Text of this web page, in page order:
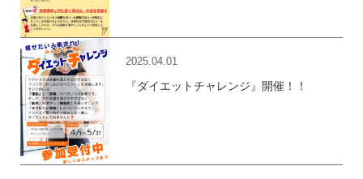
2025.04.01
『ダイエットチャレンジ』開催！！